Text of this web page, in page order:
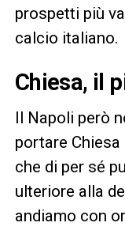
prospetti più
calcio italiano.
Chiesa, il
Il Napoli però
portare
che di per sé
ulteriore alla
andiamo con